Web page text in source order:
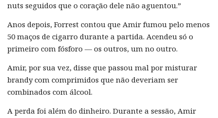
nuts seguidos que o coração dele não aguentou.”
Anos depois, Forrest contou que Amir fumou pelo menos
50 maços de cigarro durante a partida. Acendeu só o
primeiro com fósforo — os outros, um no outro.
Amir, por sua vez, disse que passou mal por misturar
brandy com comprimidos que não deveriam ser
combinados com álcool.
A perda foi além do dinheiro. Durante a sessão, Amir